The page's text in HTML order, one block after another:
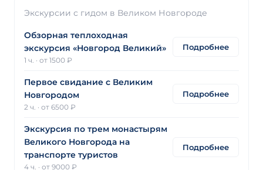
Экскурсии с гидом в Великом Новгороде
Обзорная теплоходная
экскурсия «Новгород Великий»
1 ч. · от 1500 ₽
Подробнее
Первое свидание с Великим
Новгородом
2 ч. · от 6500 ₽
Подробнее
Экскурсия по трем монастырям
Великого Новгорода на
транспорте туристов
4 ч. · от 9000 ₽
Подробнее